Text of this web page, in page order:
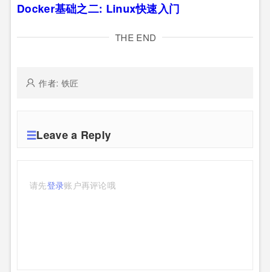
Docker基础之二: Linux快速入门
THE END
作者: 铁匠
Leave a Reply
请先登录账户再评论哦